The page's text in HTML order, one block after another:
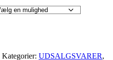
Kategorier: UDSALGSVARER,